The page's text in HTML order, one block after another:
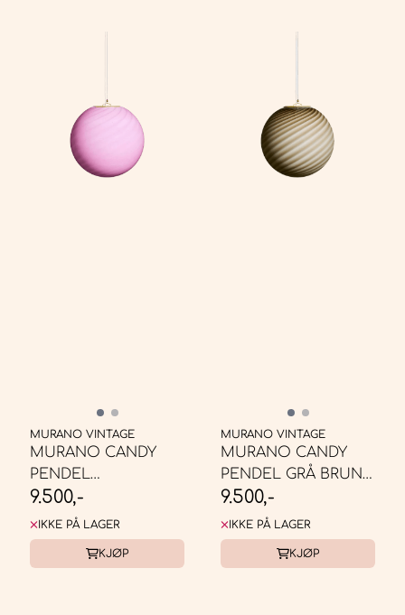
MURANO VINTAGE
MURANO CANDY
PENDEL
BUBBLEGUM ROSA *
...
9.500,-
IKKE PÅ LAGER
KJØP
MURANO VINTAGE
MURANO CANDY
PENDEL GRÅ BRUN
SWIRL * ...
9.500,-
IKKE PÅ LAGER
KJØP